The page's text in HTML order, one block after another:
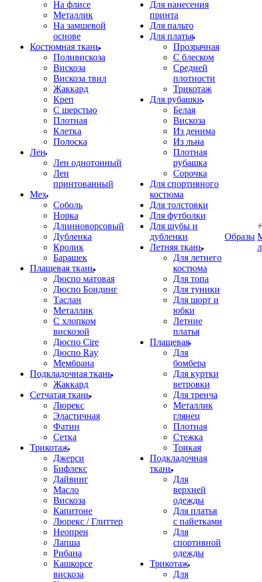
На флисе
Металлик
На замшевой
основе
Костюмная ткань
Поливискоза
Вискоза
Вискоза твил
Жаккард
Креп
С шерстью
Плотная
Клетка
Полоска
Лен
Лен однотонный
Лен
принтованный
Мех
Соболь
Норка
Длинноворсовый
Дубленка
Кролик
Барашек
Плащевая ткань
Дюспо матовая
Дюспо Бондинг
Таслан
Металлик
С хлопком
вискозой
Дюспо Cire
Дюспо Ray
Мембрана
Подкладочная ткань
Жаккард
Сетчатая ткань
Люрекс
Эластичная
Фатин
Сетка
Трикотаж
Джерси
Бифлекс
Дайвинг
Масло
Вискоза
Капитоне
Люрекс / Глиттер
Неопрен
Лапша
Рибана
Кашкорсе
вискоза
Для нанесения
принта
Для пальто
Для платья
Прозрачная
С блеском
Средней
плотности
Трикотаж
Для рубашки
Белая
Вискоза
Из денима
Из льна
Плотная
рубашка
Сорочка
Для спортивного
костюма
Для толстовки
Для футболки
Для шубы и
дубленки
Летняя ткань
Для летнего
костюма
Для топа
Для туники
Для шорт и
юбки
Летние
платья
Плащевая
Для
бомбера
Для куртки
ветровки
Для тренча
Металлик
глянец
Плотная
Стежка
Тонкая
Подкладочная
ткань
Для
верхней
одежды
Для платья
с пайетками
Для
спортивной
одежды
Трикотаж
Для
Образы